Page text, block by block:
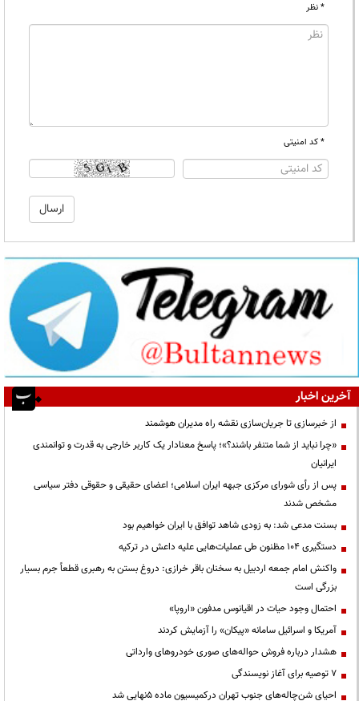
* نظر
* کد امنیتی
آخرین اخبار
از خبرسازی تا جریان‌سازی نقشه راه مدیران هوشمند
«چرا نباید از شما متنفر باشند؟»؛ پاسخ معنادار یک کاربر خارجی به قدرت و توانمندی
ایرانیان
پس از رأی شورای مرکزی جبهه ایران اسلامی؛ اعضای حقیقی و حقوقی دفتر سیاسی
مشخص شدند
بسنت مدعی شد: به زودی شاهد توافق با ایران خواهیم بود
دستگیری ۱۰۴ مظنون طی عملیات‌هایی علیه داعش در ترکیه
واکنش امام جمعه اردبیل به سخنان باقر خرازی: دروغ بستن به رهبری قطعاً جرم بسیار
بزرگی است
احتمال وجود حیات در اقیانوس مدفون «اروپا»
آمریکا و اسرائیل سامانه «پیکان» را آزمایش کردند
هشدار درباره فروش حواله‌های صوری خودروهای وارداتی
۷ توصیه برای آغاز نویسندگی
احیای شن‌چاله‌های جنوب تهران درکمیسیون ماده ۵نهایی شد